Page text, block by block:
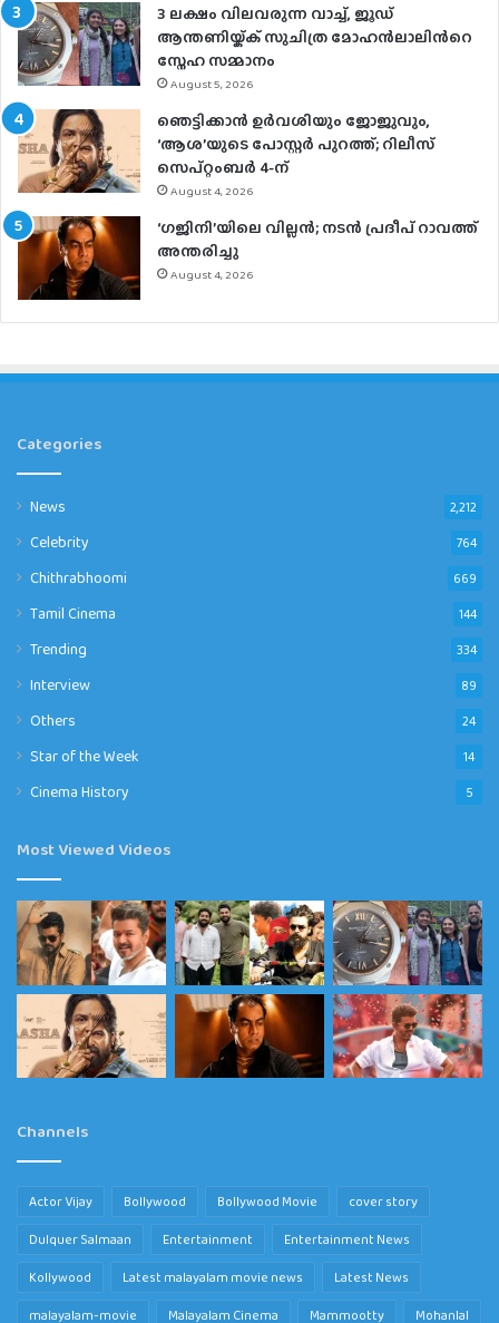
3 ലക്ഷം വിലവരുന്ന വാച്ച്, ജൂഡ്
ആന്തണിയ്ക്ക് സുചിത്ര മോഹൻലാലിൻറെ
സ്നേഹ സമ്മാനം
August 5, 2026
ഞെട്ടിക്കാൻ ഉർവശിയും ജോജുവും,
‘ആശ’യുടെ പോസ്റ്റർ പുറത്ത്; റിലീസ്
സെപ്റ്റംബർ 4-ന്
August 4, 2026
‘ഗജിനി’യിലെ വില്ലൻ; നടൻ പ്രദീപ് റാവത്ത്
അന്തരിച്ചു
August 4, 2026
Categories
News 2,212
Celebrity 764
Chithrabhoomi 669
Tamil Cinema 144
Trending 334
Interview 89
Others 24
Star of the Week 14
Cinema History 5
Most Viewed Videos
Channels
Actor Vijay Bollywood Bollywood Movie
cover story
Dulquer Salmaan
Entertainment
Entertainment News
Kollywood
Latest malayalam movie news
Latest News
malayalam-movie
Malayalam Cinema Mammootty Mohanlal